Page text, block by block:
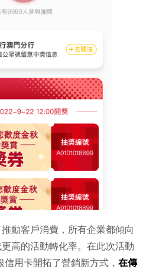
動客戶消費，所有企業都傾向
高的活動轉化率。在此次活動
信用卡開拓了營銷新方式， 在傳